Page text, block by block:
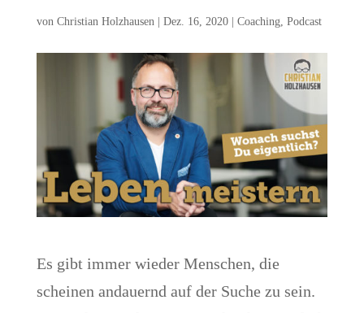
von Christian Holzhausen| Dez. 16, 2020| Coaching, Podcast
Es gibt immer wieder Menschen, die
scheinen andauernd auf der Suche zu sein.